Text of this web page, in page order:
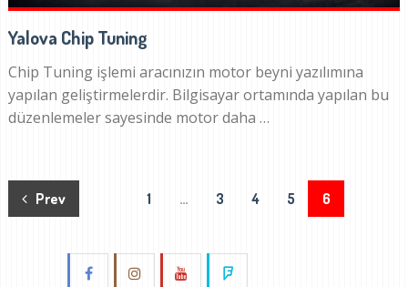
Yalova Chip Tuning
Chip Tuning işlemi aracınızın motor beyni yazılımına
yapılan geliştirmelerdir. Bilgisayar ortamında yapılan bu
düzenlemeler sayesinde motor daha …
Yazı
Prev 1 … 3 4 5 6